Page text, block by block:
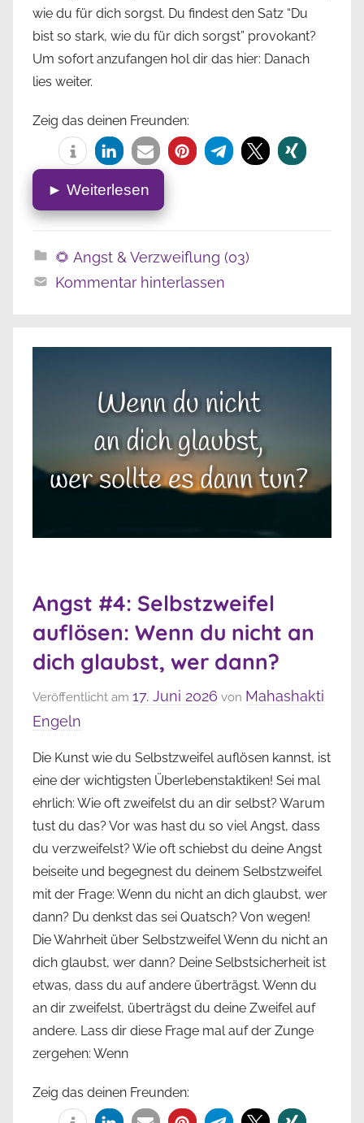
wie du für dich sorgst. Du findest den Satz “Du
bist so stark, wie du für dich sorgst” provokant?
Um sofort anzufangen hol dir das hier: Danach
lies weiter.
Zeig das deinen Freunden:
► Weiterlesen
🌻 Angst & Verzweiflung (03)
Kommentar hinterlassen
Angst #4: Selbstzweifel
auflösen: Wenn du nicht an
dich glaubst, wer dann?
Veröffentlicht am 17. Juni 2026 von Mahashakti
Engeln
Die Kunst wie du Selbstzweifel auflösen kannst, ist
eine der wichtigsten Überlebenstaktiken! Sei mal
ehrlich: Wie oft zweifelst du an dir selbst? Warum
tust du das? Vor was hast du so viel Angst, dass
du verzweifelst? Wie oft schiebst du deine Angst
beiseite und begegnest du deinem Selbstzweifel
mit der Frage: Wenn du nicht an dich glaubst, wer
dann? Du denkst das sei Quatsch? Von wegen!
Die Wahrheit über Selbstzweifel Wenn du nicht an
dich glaubst, wer dann? Deine Selbstsicherheit ist
etwas, dass du auf andere überträgst. Wenn du
an dir zweifelst, überträgst du deine Zweifel auf
andere. Lass dir diese Frage mal auf der Zunge
zergehen: Wenn
Zeig das deinen Freunden: